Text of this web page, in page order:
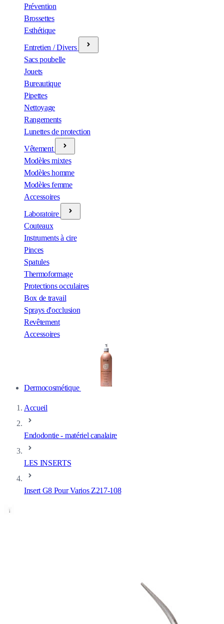
Prévention
Brossettes
Esthétique
Entretien / Divers
Sacs poubelle
Jouets
Bureautique
Pipettes
Nettoyage
Rangements
Lunettes de protection
Vêtement
Modèles mixtes
Modèles homme
Modèles femme
Accessoires
Laboratoire
Couteaux
Instruments à cire
Pinces
Spatules
Thermoformage
Protections occulaires
Box de travail
Sprays d'occlusion
Revêtement
Accessoires
Dermocosmétique
Accueil
Endodontie - matériel canalaire
LES INSERTS
Insert G8 Pour Varios Z217-108